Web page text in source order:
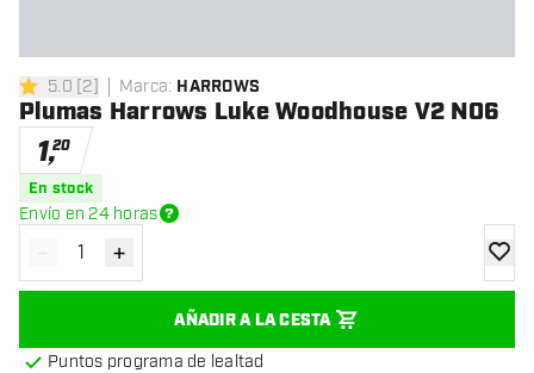
5 estrellas de puntuación
5.0 [2] Marca: HARROWS
Plumas Harrows Luke Woodhouse V2 NO6
1,20
En stock
Envío en 24 horas
Disminuir cantidad
- Aumentar cantidad
+
AÑADIR A LA CESTA
Puntos programa de lealtad